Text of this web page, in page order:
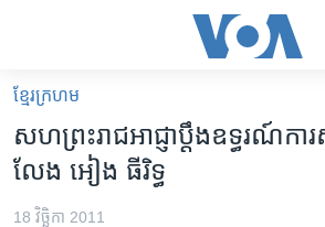
គេហទំព័រ​
ទាក់ទង
រំលង​
និង​
អន្តរជាតិ
ខ្មែរ​ក្រហម
សហ​ព្រះ​រាជអាជ្ញា​ប្ដឹង​ឧទ្ធរណ៍​កា
លែង​ អៀង ធីរិទ្ធ
18 វិច្ឆិកា 2011